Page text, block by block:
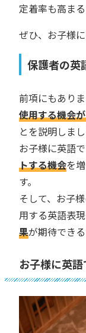
定着率も高まる
ぜひ、お子様
保護者の英
前項にもあり
使用する機会
とを説明しまし
お子様に英語
トする機会を
す。
そして、お子
用する英語表
果が期待できる
お子様に英